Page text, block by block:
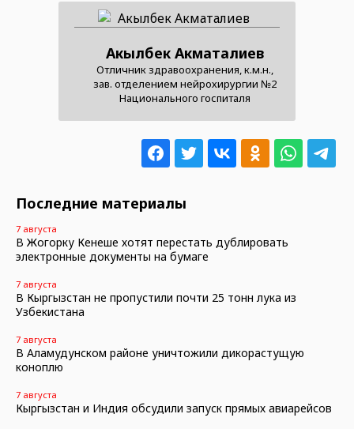
Акылбек Акматалиев
Отличник здравоохранения, к.м.н.,
зав. отделением нейрохирургии №2
Национального госпиталя
Последние материалы
7 августа
В Жогорку Кенеше хотят перестать дублировать
электронные документы на бумаге
7 августа
В Кыргызстан не пропустили почти 25 тонн лука из
Узбекистана
7 августа
В Аламудунском районе уничтожили дикорастущую
коноплю
7 августа
Кыргызстан и Индия обсудили запуск прямых авиарейсов